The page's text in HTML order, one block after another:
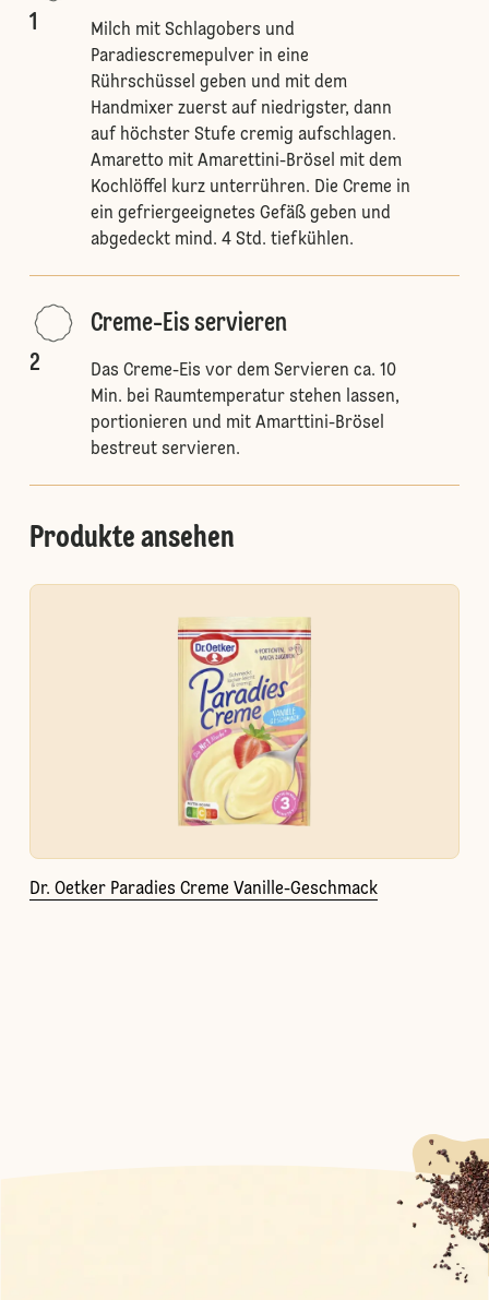
1
Milch mit Schlagobers und
Paradiescremepulver in eine
Rührschüssel geben und mit dem
Handmixer zuerst auf niedrigster, dann
auf höchster Stufe cremig aufschlagen.
Amaretto mit Amarettini-Brösel mit dem
Kochlöffel kurz unterrühren. Die Creme in
ein gefriergeeignetes Gefäß geben und
abgedeckt mind. 4 Std. tiefkühlen.
2
Creme-Eis servieren
Das Creme-Eis vor dem Servieren ca. 10
Min. bei Raumtemperatur stehen lassen,
portionieren und mit Amarttini-Brösel
bestreut servieren.
Produkte ansehen
Dr. Oetker Paradies Creme Vanille-Geschmack